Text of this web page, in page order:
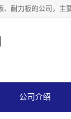
公司介绍